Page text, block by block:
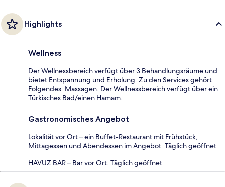
Highlights
Wellness
Der Wellnessbereich verfügt über 3 Behandlungsräume und
bietet Entspannung und Erholung. Zu den Services gehört
Folgendes: Massagen. Der Wellnessbereich verfügt über ein
Türkisches Bad/einen Hamam.
Gastronomisches Angebot
Lokalität vor Ort – ein Buffet-Restaurant mit Frühstück,
Mittagessen und Abendessen im Angebot. Täglich geöffnet
HAVUZ BAR – Bar vor Ort. Täglich geöffnet